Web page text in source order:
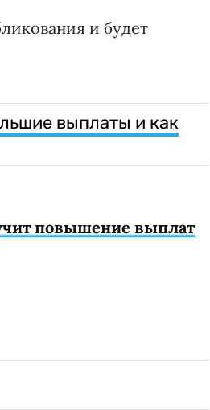
и будет
выплаты и как
повышение выплат